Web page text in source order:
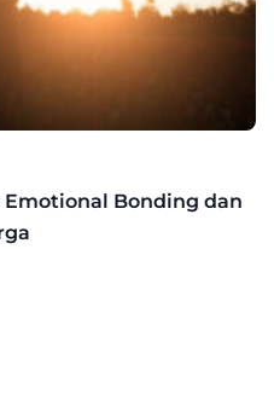
Bonding dan